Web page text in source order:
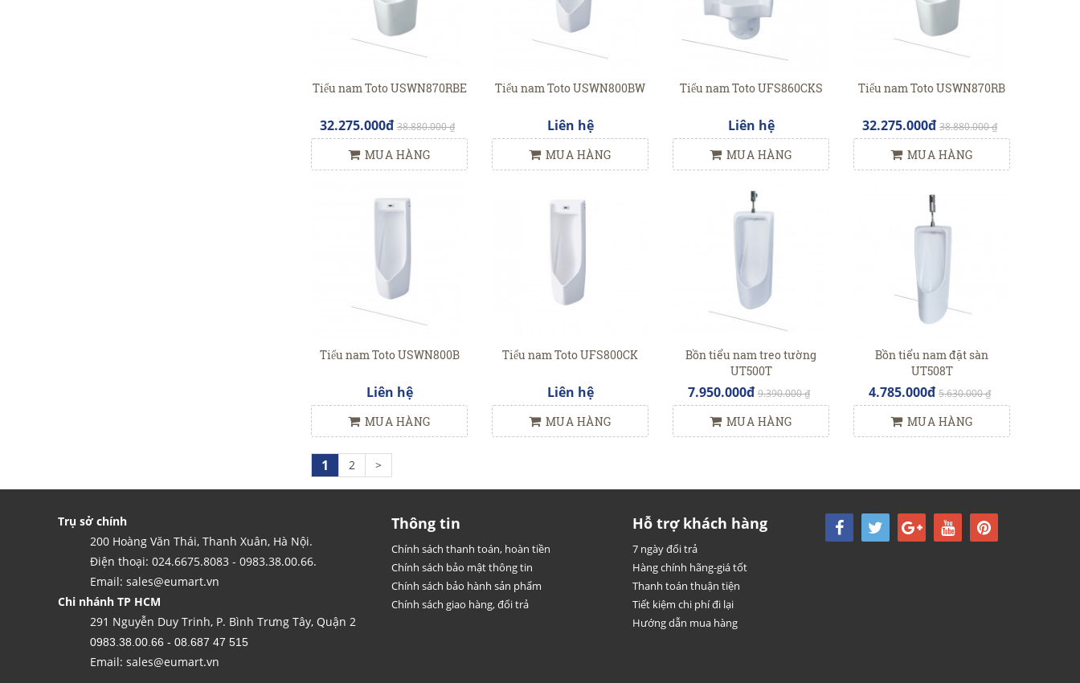
Tiểu nam Toto USWN870RBE
32.275.000đ 38.880.000 ₫
MUA HÀNG
Tiểu nam Toto USWN800BW
Liên hệ
MUA HÀNG
Tiểu nam Toto UFS860CKS
Liên hệ
MUA HÀNG
Tiểu nam Toto USWN870RB
32.275.000đ 38.880.000 ₫
MUA HÀNG
Tiểu nam Toto USWN800B
Liên hệ
MUA HÀNG
Tiểu nam Toto UFS800CK
Liên hệ
MUA HÀNG
Bồn tiểu nam treo tường
UT500T
7.950.000đ 9.390.000 ₫
MUA HÀNG
Bồn tiểu nam đặt sàn
UT508T
4.785.000đ 5.630.000 ₫
MUA HÀNG
1 2 >
Trụ sở chính
200 Hoàng Văn Thái, Thanh Xuân, Hà Nội.
Điện thoại: 024.6675.8083 - 0983.38.00.66.
Email: sales@eumart.vn
Chi nhánh TP HCM
291 Nguyễn Duy Trinh, P. Bình Trưng Tây, Quận 2
0983.38.00.66 - 08.687 47 515
Email: sales@eumart.vn
Thông tin
Chính sách thanh toán, hoàn tiền
Chính sách bảo mật thông tin
Chính sách bảo hành sản phẩm
Chính sách giao hàng, đổi trả
Hỗ trợ khách hàng
7 ngày đổi trả
Hàng chính hãng-giá tốt
Thanh toán thuận tiện
Tiết kiệm chi phí đi lại
Hướng dẫn mua hàng